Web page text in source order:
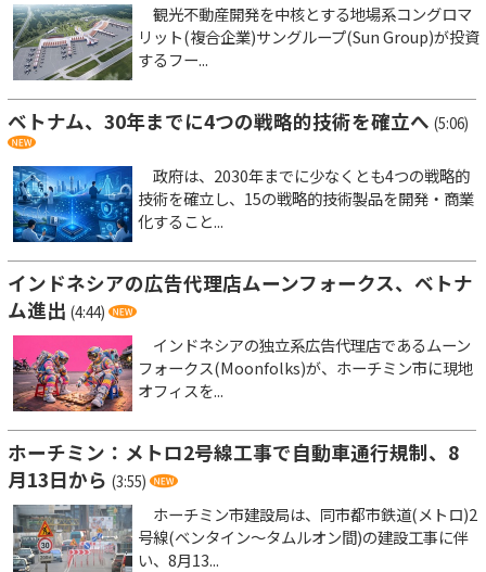
観光不動産開発を中核とする地場系コングロマ
リット(複合企業)サングループ(Sun Group)が投資
するフー...
ベトナム、30年までに4つの戦略的技術を確立へ (5:06)
政府は、2030年までに少なくとも4つの戦略的
技術を確立し、15の戦略的技術製品を開発・商業
化すること...
インドネシアの広告代理店ムーンフォークス、ベトナ
ム進出 (4:44)
インドネシアの独立系広告代理店であるムーン
フォークス(Moonfolks)が、ホーチミン市に現地
オフィスを...
ホーチミン：メトロ2号線工事で自動車通行規制、8
月13日から (3:55)
ホーチミン市建設局は、同市都市鉄道(メトロ)2
号線(ベンタイン～タムルオン間)の建設工事に伴
い、8月13...